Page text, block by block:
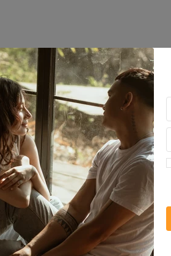
kartes piedāvājumi: